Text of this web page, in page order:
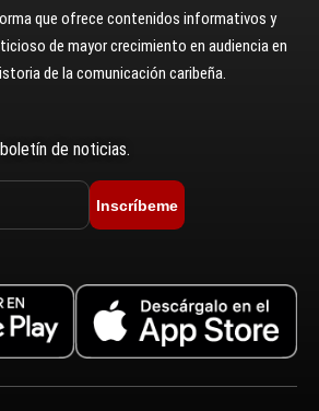
que ofrece contenidos informativos y
de mayor crecimiento en audiencia en
de la comunicación caribeña.
de noticias.
Inscríbeme